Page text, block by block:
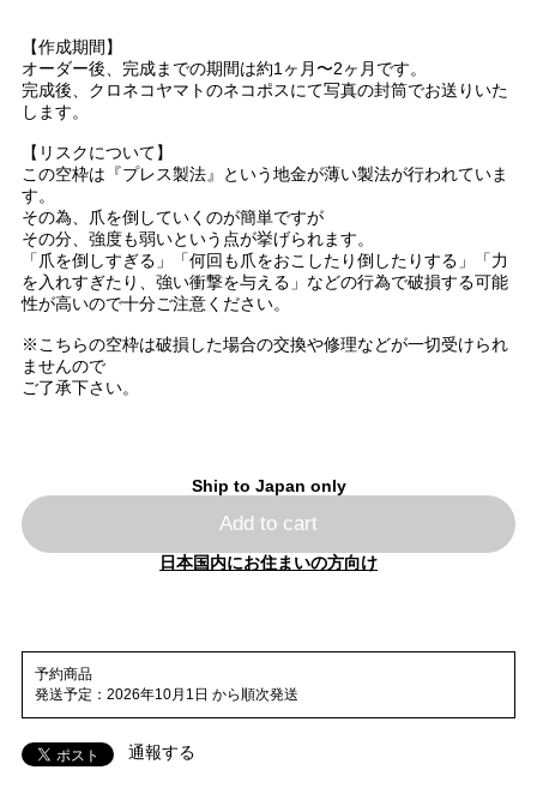
【作成期間】
オーダー後、完成までの期間は約1ヶ月〜2ヶ月です。
完成後、クロネコヤマトのネコポスにて写真の封筒でお送りいた
します。
【リスクについて】
この空枠は『プレス製法』という地金が薄い製法が行われていま
す。
その為、爪を倒していくのが簡単ですが
その分、強度も弱いという点が挙げられます。
「爪を倒しすぎる」「何回も爪をおこしたり倒したりする」「力
を入れすぎたり、強い衝撃を与える」などの行為で破損する可能
性が高いので十分ご注意ください。
※こちらの空枠は破損した場合の交換や修理などが一切受けられ
ませんので
ご了承下さい。
Ship to Japan only
Add to cart
日本国内にお住まいの方向け
予約商品
発送予定：2026年10月1日 から順次発送
通報する